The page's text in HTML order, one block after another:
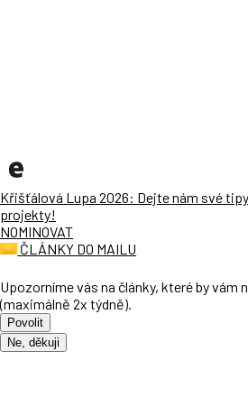
Křišťálová Lupa 2026: Dejte nám své
projekty!
NOMINOVAT
ČLÁNKY DO MAILU
Upozorníme vás na články, které by vám
(maximálně 2x týdně).
Povolit
Ne, děkuji